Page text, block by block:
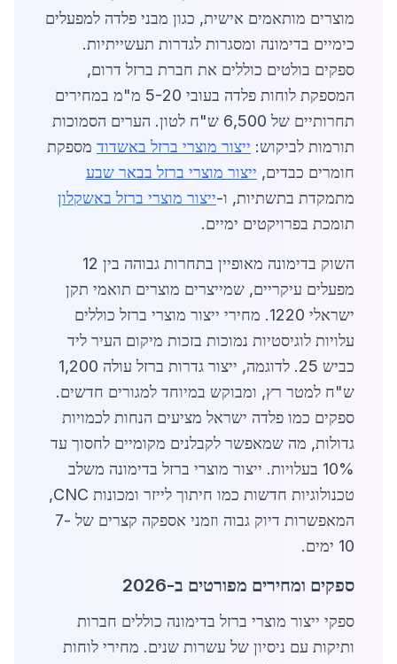
מוצרים מותאמים אישית, כגון מבני פלדה למפעלים
כימיים בדימונה ומסגרות לגדרות תעשייתיות.
ספקים בולטים כוללים את חברת ברזל דרום,
המספקת לוחות פלדה בעובי 5-20 מ"מ במחירים
תחרותיים של 6,500 ש"ח לטון. הערים הסמוכות
תורמות לביקוש: ייצור מוצרי ברזל באשדוד מספקת
חומרים כבדים, ייצור מוצרי ברזל בבאר שבע
מתמקדת בתשתיות, ו-ייצור מוצרי ברזל באשקלון
תומכת בפרויקטים ימיים.
השוק בדימונה מאופיין בתחרות גבוהה בין 12
מפעלים עיקריים, שמייצרים מוצרים תואמי תקן
ישראלי 1220. מחירי ייצור מוצרי ברזל כוללים
עלויות לוגיסטיות נמוכות בזכות מיקום העיר ליד
כביש 25. לדוגמה, ייצור גדרות ברזל עולה 1,200
ש"ח למטר רץ, ומבוקש במיוחד למגורים חדשים.
ספקים כמו פלדה ישראל מציעים הנחות לכמויות
גדולות, מה שמאפשר לקבלנים מקומיים לחסוך עד
10% בעלויות. ייצור מוצרי ברזל בדימונה משלב
טכנולוגיות חדשות כמו חיתוך לייזר ומכונות CNC,
המאפשרות דיוק גבוה וזמני אספקה קצרים של 7-
10 ימים.
ספקים ומחירים מפורטים ב-2026
ספקי ייצור מוצרי ברזל בדימונה כוללים חברות
ותיקות עם ניסיון של עשרות שנים. מחירי לוחות